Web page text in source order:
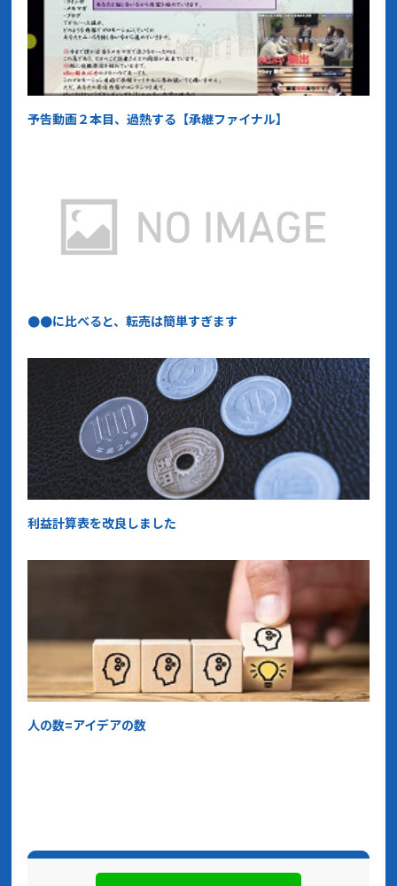
予告動画２本目、過熱する【承継ファイナル】
●●に比べると、転売は簡単すぎます
利益計算表を改良しました
人の数=アイデアの数